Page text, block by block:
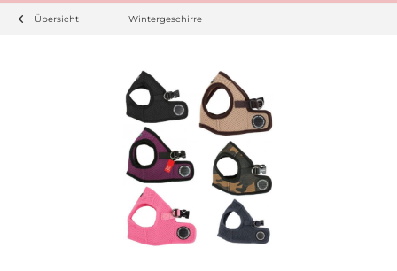
Übersicht Wintergeschirre